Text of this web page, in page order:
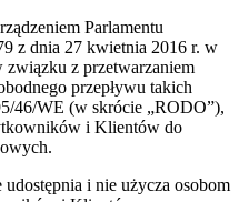
Parlamentu
z dnia 27 kwietnia 2016 r. w
z przetwarzaniem
przepływu takich
46/WE (w skrócie „RODO”),
i Klientów do
i nie użycza osobom